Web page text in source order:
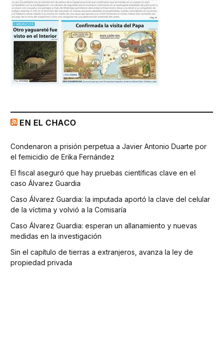
EN EL CHACO
Condenaron a prisión perpetua a Javier Antonio Duarte por
el femicidio de Erika Fernández
El fiscal aseguró que hay pruebas científicas clave en el
caso Álvarez Guardia
Caso Álvarez Guardia: la imputada aportó la clave del celular
de la víctima y volvió a la Comisaría
Caso Álvarez Guardia: esperan un allanamiento y nuevas
medidas en la investigación
Sin el capítulo de tierras a extranjeros, avanza la ley de
propiedad privada